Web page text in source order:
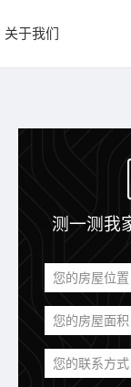
关于我们
测一测我
您的房屋位置
您的房屋面积
您的联系方式